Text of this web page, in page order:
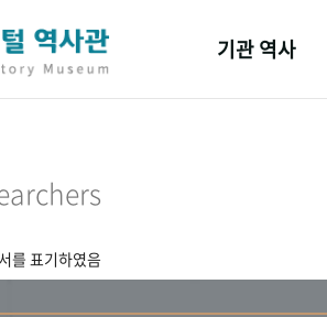
기관 역사
를 표기하였음